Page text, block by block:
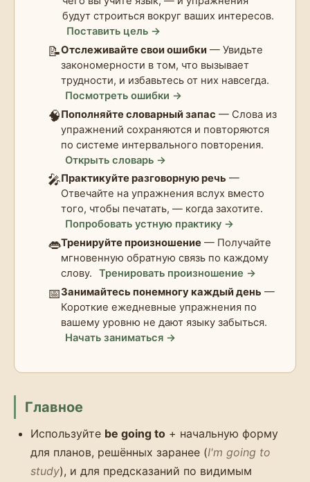
будут строиться вокруг ваших интересов.
Поставить цель →
📝Отслеживайте свои ошибки — Увидьте
закономерности в том, что вызывает
трудности, и избавьтесь от них навсегда.
Посмотреть ошибки →
🧠Пополняйте словарный запас — Слова из
упражнений сохраняются и повторяются
по системе интервального повторения.
Открыть словарь →
🎤Практикуйте разговорную речь —
Отвечайте на упражнения вслух вместо
того, чтобы печатать, — когда захотите.
Попробовать устную практику →
👄Тренируйте произношение — Получайте
мгновенную обратную связь по каждому
слову.
Тренировать произношение →
📅Занимайтесь понемногу каждый день —
Короткие ежедневные упражнения по
вашему уровню не дают языку забыться.
Начать заниматься →
Главное
Используйте be going to + начальную форму
для планов, решённых заранее (I'm going to
study), и для предсказаний по видимым